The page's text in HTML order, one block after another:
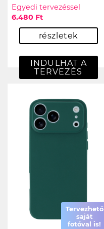
Egyedi tervezéssel
6.480 Ft
részletek
INDULHAT A
TERVEZÉS
Tervezhető
saját
fotóval is!